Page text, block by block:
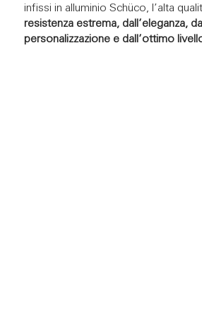
infissi in alluminio Schüco, l’alta
resistenza estrema, dall’eleganza,
personalizzazione e dall’ottimo